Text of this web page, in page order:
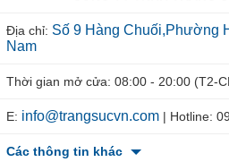
Địa chỉ: Số 9 Hàng Chuối,Phường
Nam
Thời gian mở cửa: 08:00 - 20:00 (T2-
E: info@trangsucvn.com | Hotline:
Các thông tin khác